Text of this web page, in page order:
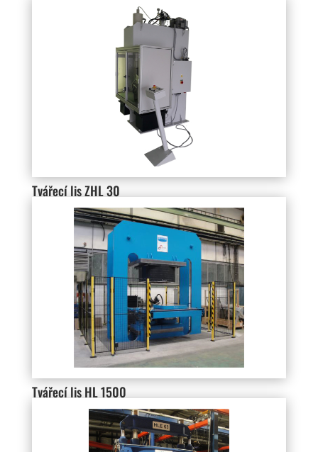
Tvářecí lis ZHL 30
Tvářecí lis HL 1500